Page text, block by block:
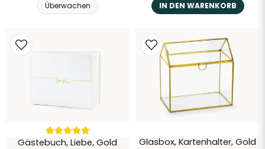
Überwachen IN DEN WARENKORB
Gästebuch, Liebe, Gold Glasbox, Kartenhalter, Gold